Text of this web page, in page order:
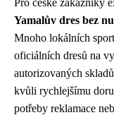
Yamalův dres bez
Mnoho lokálních
oficiálních dresů na
autorizovaných
kvůli rychlejšímu
potřeby reklamace